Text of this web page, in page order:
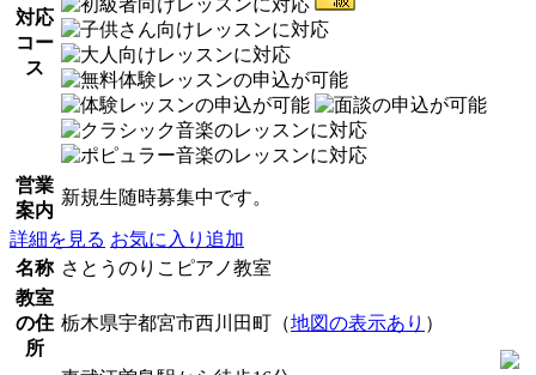
対応
コー
ス
営業
案内
新規生随時募集中です。
詳細を見る お気に入り追加
名称 さとうのりこピアノ教室
教室
の住
所
栃木県宇都宮市西川田町（地図の表示あり ）